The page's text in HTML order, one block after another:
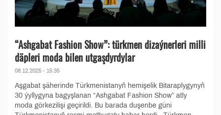
“Ashgabat Fashion Show”: türkmen dizaýnerleri milli
däpleri moda bilen utgaşdyrdylar
08.12.2025 - 15:35
Aşgabat şäherinde Türkmenistanyň hemişelik Bitaraplygynyň
30 ýyllygyna bagyşlanan “Ashgabat Fashion Show” atly
moda görkezilişi geçirildi. Bu barada duşenbe güni